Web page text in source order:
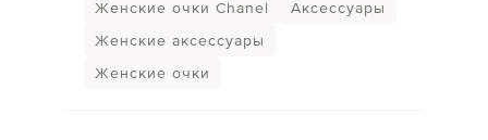
Женские очки Chanel
Аксессуары
Женские аксессуары
Женские очки